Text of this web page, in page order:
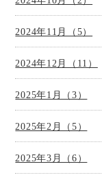
2024年11月（5）
2024年12月（11）
2025年1月（3）
2025年2月（5）
2025年3月（6）